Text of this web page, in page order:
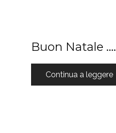
Buon Natale ….
Continua a leggere